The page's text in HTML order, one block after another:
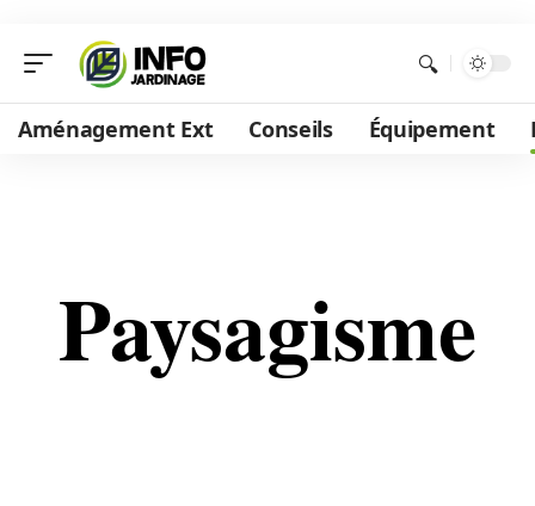
Aménagement Ext Conseils Équipement
Paysagisme